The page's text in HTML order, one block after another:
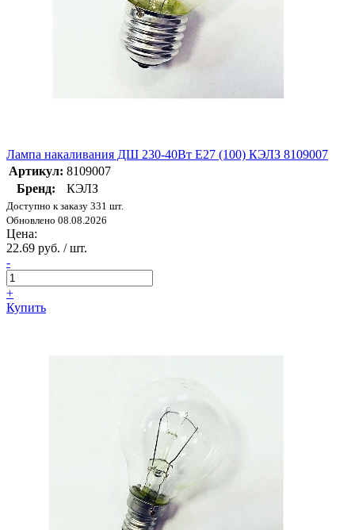
Лампа накаливания ДШ 230-40Вт E27 (100) КЭЛЗ 8109007
Артикул: 8109007
Бренд:
КЭЛЗ
Доступно к заказу 331 шт.
Обновлено 08.08.2026
Цена:
22.69 руб. / шт.
-
+
Купить